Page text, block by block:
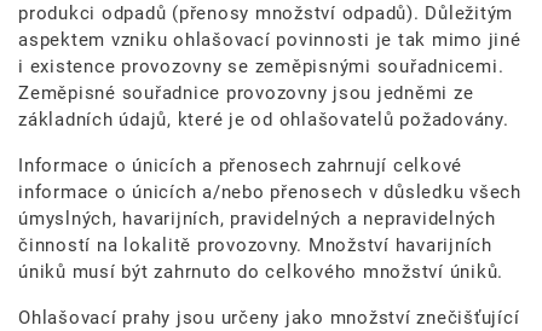
produkci odpadů (přenosy množství odpadů). Důležitým
aspektem vzniku ohlašovací povinnosti je tak mimo jiné
i existence provozovny se zeměpisnými souřadnicemi.
Zeměpisné souřadnice provozovny jsou jedněmi ze
základních údajů, které je od ohlašovatelů požadovány.
Informace o únicích a přenosech zahrnují celkové
informace o únicích a/nebo přenosech v důsledku všech
úmyslných, havarijních, pravidelných a nepravidelných
činností na lokalitě provozovny. Množství havarijních
úniků musí být zahrnuto do celkového množství úniků.
Ohlašovací prahy jsou určeny jako množství znečišťující